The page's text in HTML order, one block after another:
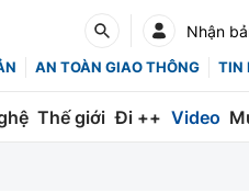
Nhận
AN TOÀN GIAO THÔNG TIN
Thế giới Đi ++ Video